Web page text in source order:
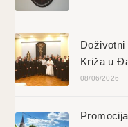
Križa u
08/06/2026